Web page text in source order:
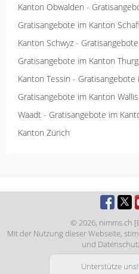
Kanton Obwalden -
Gratisangebote im Kanton
Kanton Schwyz -
Gratisangebote im Kanton
Kanton Tessin - Gratisangebote
Gratisangebote im Kanton Wallis
Waadt - Gratisangebote im
Kanton Zürich
© 2026, nimms.ch
Mit der Nutzung dieser Webseite,
und
Unterstütze uns!